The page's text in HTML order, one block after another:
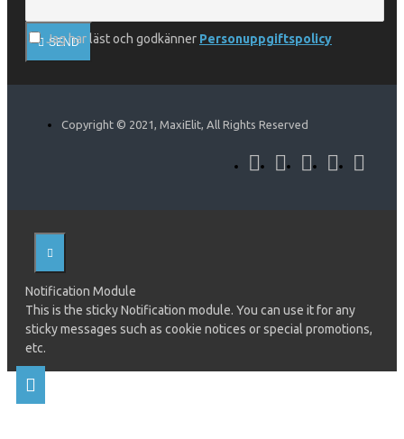
SEND
Jag har läst och godkänner Personuppgiftspolicy
Copyright © 2021, MaxiElit, All Rights Reserved
Notification Module
This is the sticky Notification module. You can use it for any
sticky messages such as cookie notices or special promotions,
etc.